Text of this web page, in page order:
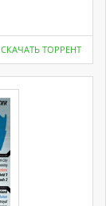
СКАЧАТЬ ТОРРЕНТ